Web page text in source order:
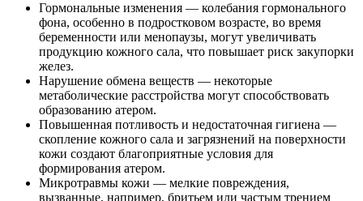
Гормональные изменения — колебания гормонального
фона, особенно в подростковом возрасте, во время
беременности или менопаузы, могут увеличивать
продукцию кожного сала, что повышает риск закупорки
желез.
Нарушение обмена веществ — некоторые
метаболические расстройства могут способствовать
образованию атером.
Повышенная потливость и недостаточная гигиена —
скопление кожного сала и загрязнений на поверхности
кожи создают благоприятные условия для
формирования атером.
Микротравмы кожи — мелкие повреждения,
вызванные, например, бритьем или частым трением